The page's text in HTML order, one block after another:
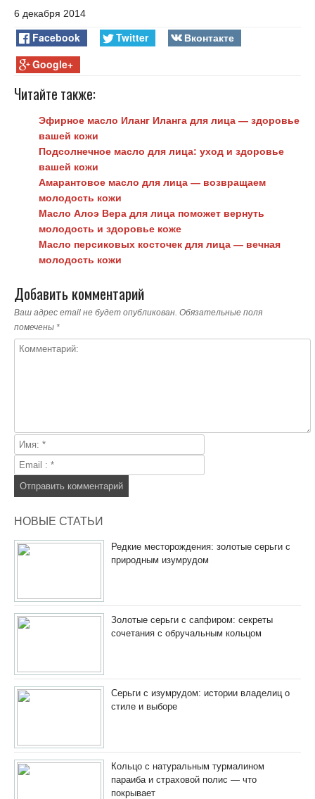
6 декабря 2014
Facebook Twitter
Вконтакте
Google+
Читайте также:
Эфирное масло Иланг Иланга для лица — здоровье
вашей кожи
Подсолнечное масло для лица: уход и здоровье
вашей кожи
Амарантовое масло для лица — возвращаем
молодость кожи
Масло Алоэ Вера для лица поможет вернуть
молодость и здоровье коже
Масло персиковых косточек для лица — вечная
молодость кожи
Добавить комментарий
Ваш адрес email не будет опубликован. Обязательные поля
помечены *
НОВЫЕ СТАТЬИ
Редкие месторождения: золотые серьги с
природным изумрудом
Золотые серьги с сапфиром: секреты
сочетания с обручальным кольцом
Серьги с изумрудом: истории владелиц о
стиле и выборе
Кольцо с натуральным турмалином
параиба и страховой полис — что
покрывает